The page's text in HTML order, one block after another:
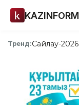
KAZINFORM
Тренд:Сайлау-2026